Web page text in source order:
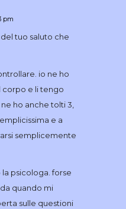
pm
tuo saluto che
io ne ho
corpo e li tengo
ho anche tolti 3,
e a
semplicemente
psicologa. forse
quando mi
sulle questioni